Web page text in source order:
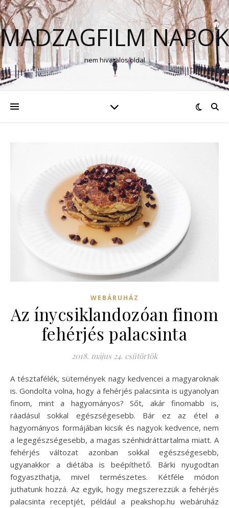
MADZAGFILM NAPOK
nem hivatalos oldal
WEBÁRUHÁZ
Az ínycsiklandozóan finom
fehérjés palacsinta
2018. május 24. csütörtök
A tésztafélék, sütemények nagy kedvencei a magyaroknak
is. Gondolta volna, hogy a fehérjés palacsinta is ugyanolyan
finom, mint a hagyományos? Sőt, akár finomabb is,
ráadásul sokkal egészségesebb. Bár ez az étel a
hagyományos formájában kicsik és nagyok kedvence, nem
a legegészségesebb, a magas szénhidráttartalma miatt. A
fehérjés változat azonban sokkal egészségesebb,
ugyanakkor a diétába is beépíthető. Bárki nyugodtan
fogyaszthatja, mivel természetes. Kétféle módon
juthatunk hozzá. Az egyik, hogy megszerezzük a fehérjés
palacsinta receptjét, például a peakshop.hu webáruház